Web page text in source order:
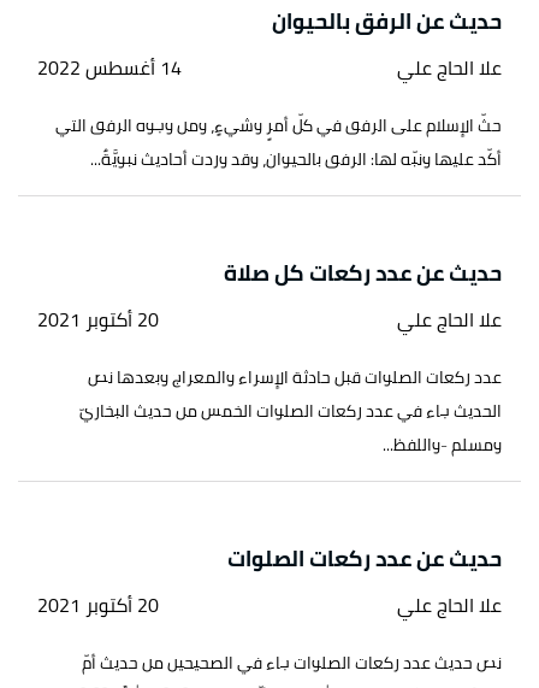
حديث عن الرفق بالحيوان
علا الحاج علي 14 أغسطس 2022
حثّ الإسلام على الرفق في كلّ أمرٍ وشيءٍ، ومن وجوه الرفق التي
أكّد عليها ونبّه لها: الرفق بالحيوان، وقد وردت أحاديث نبويَّةٌ...
حديث عن عدد ركعات كل صلاة
علا الحاج علي 20 أكتوبر 2021
عدد ركعات الصلوات قبل حادثة الإسراء والمعراج وبعدها نص
الحديث جاء في عدد ركعات الصلوات الخمس من حديث البخاريّ
ومسلم -واللفظ...
حديث عن عدد ركعات الصلوات
علا الحاج علي 20 أكتوبر 2021
نص حديث عدد ركعات الصلوات جاء في الصحيحين من حديث أمّ